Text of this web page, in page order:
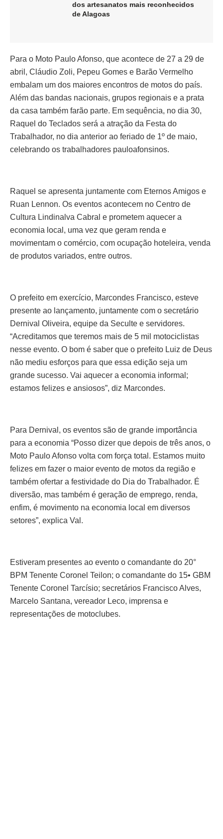
dos artesanatos mais reconhecidos
de Alagoas
Para o Moto Paulo Afonso, que acontece de 27 a 29 de
abril, Cláudio Zoli, Pepeu Gomes e Barão Vermelho
embalam um dos maiores encontros de motos do país.
Além das bandas nacionais, grupos regionais e a prata
da casa também farão parte. Em sequência, no dia 30,
Raquel do Teclados será a atração da Festa do
Trabalhador, no dia anterior ao feriado de 1º de maio,
celebrando os trabalhadores pauloafonsinos.
Raquel se apresenta juntamente com Eternos Amigos e
Ruan Lennon. Os eventos acontecem no Centro de
Cultura Lindinalva Cabral e prometem aquecer a
economia local, uma vez que geram renda e
movimentam o comércio, com ocupação hoteleira, venda
de produtos variados, entre outros.
O prefeito em exercício, Marcondes Francisco, esteve
presente ao lançamento, juntamente com o secretário
Dernival Oliveira, equipe da Seculte e servidores.
“Acreditamos que teremos mais de 5 mil motociclistas
nesse evento. O bom é saber que o prefeito Luiz de Deus
não mediu esforços para que essa edição seja um
grande sucesso. Vai aquecer a economia informal;
estamos felizes e ansiosos”, diz Marcondes.
Para Dernival, os eventos são de grande importância
para a economia “Posso dizer que depois de três anos, o
Moto Paulo Afonso volta com força total. Estamos muito
felizes em fazer o maior evento de motos da região e
também ofertar a festividade do Dia do Trabalhador. É
diversão, mas também é geração de emprego, renda,
enfim, é movimento na economia local em diversos
setores”, explica Val.
Estiveram presentes ao evento o comandante do 20°
BPM Tenente Coronel Teilon; o comandante do 15• GBM
Tenente Coronel Tarcísio; secretários Francisco Alves,
Marcelo Santana, vereador Leco, imprensa e
representações de motoclubes.